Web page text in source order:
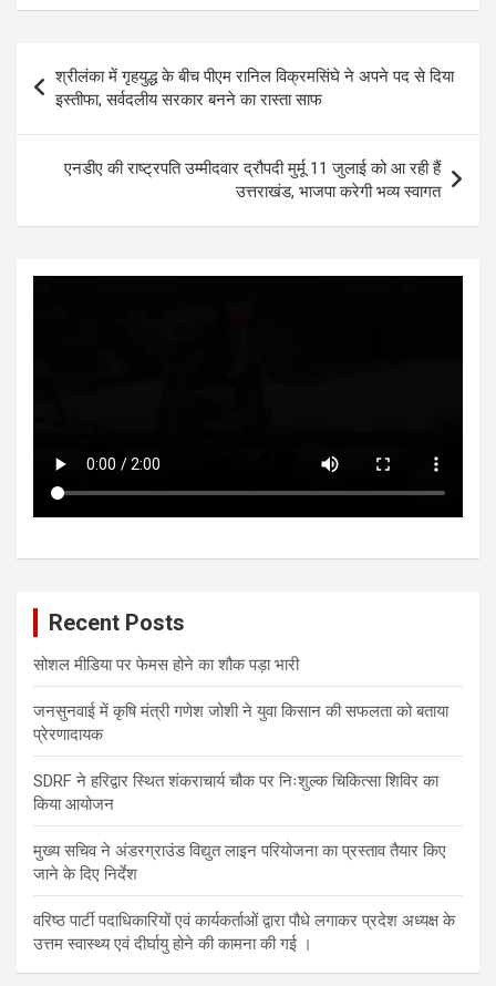
at
s
A
p
p
ce
o
o
k
tt
er
se
n
g
er
ke
dI
n
ar
Post
navigation
श्रीलंका में गृहयुद्ध के बीच पीएम रानिल विक्रमसिंघे ने अपने पद से दिया
इस्तीफा, सर्वदलीय सरकार बनने का रास्ता साफ
एनडीए की राष्ट्रपति उम्मीदवार द्रौपदी मुर्मू 11 जुलाई को आ रही हैं
उत्तराखंड, भाजपा करेगी भव्य स्वागत
Recent Posts
सोशल मीडिया पर फेमस होने का शौक पड़ा भारी
जनसुनवाई में कृषि मंत्री गणेश जोशी ने युवा किसान की सफलता को बताया
प्रेरणादायक
SDRF ने हरिद्वार स्थित शंकराचार्य चौक पर निःशुल्क चिकित्सा शिविर का
किया आयोजन
मुख्य सचिव ने अंडरग्राउंड विद्युत लाइन परियोजना का प्रस्ताव तैयार किए
जाने के दिए निर्देश
वरिष्ठ पार्टी पदाधिकारियों एवं कार्यकर्ताओं द्वारा पौधे लगाकर प्रदेश अध्यक्ष के
उत्तम स्वास्थ्य एवं दीर्घायु होने की कामना की गई ।